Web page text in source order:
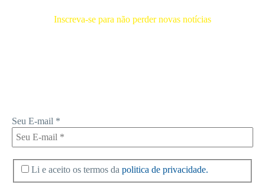
Inscreva-se para não perder novas notícias
Seu E-mail *
Li e aceito os termos da politica de privacidade.